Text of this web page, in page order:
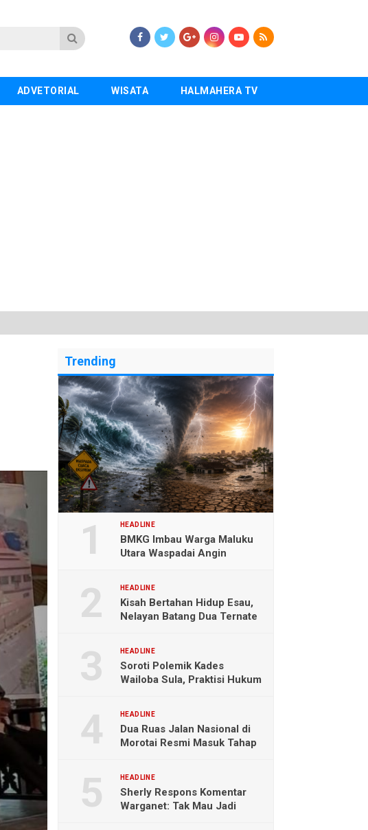
ADVETORIAL WISATA HALMAHERA TV
Trending
HEADLINE
BMKG Imbau Warga Maluku
Utara Waspadai Angin
HEADLINE
Kisah Bertahan Hidup Esau,
Nelayan Batang Dua Ternate
HEADLINE
Soroti Polemik Kades
Wailoba Sula, Praktisi Hukum
HEADLINE
Dua Ruas Jalan Nasional di
Morotai Resmi Masuk Tahap
HEADLINE
Sherly Respons Komentar
Warganet: Tak Mau Jadi